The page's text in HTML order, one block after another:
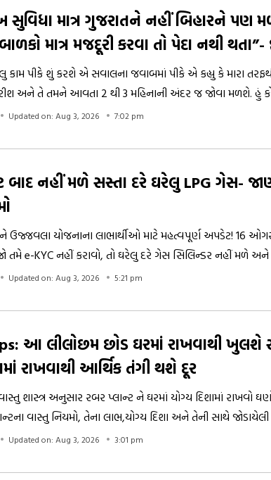
સામે ટકી શકશે?
સુવિધા માત્ર ગુજરાતને નહીં બિહારને પણ
માત્ર મજદૂરી કરવા તો પેદા નથી
કામ પીકે શું કરશે એ સવાલના જવાબમાં પીકે એ કહ્યુ કે મારા
અને તે તમને આવતા 2 થી 3 મહિનાની અંદર જ જોવા મળશે. હું
મારા ધારાસભ્ય બની જવાથી બાંકીપુર બેંગલોર તો નહીં બની
Updated on: Aug 3, 2026 7:02 pm
નહીં મળે સસ્તા દરે ઘરેલુ LPG ગેસ-
ઉજ્જવલા યોજનાના લાભાર્થીઓ માટે મહત્વપૂર્ણ અપડેટ! 16
તમે e-KYC નહીં કરાવો, તો ઘરેલુ દરે ગેસ સિલિન્ડર નહીં મળે
Indianoil પોર્ટલ, ગેસ એજન્સી કે ડિલિવરી સ્ટાફ દ્વારા e-KYC
Updated on: Aug 3, 2026 5:21 pm
આ લીલોછમ છોડ ઘરમાં રાખવાથી ખુલશે
રાખવાથી આર્થિક તંગી થશે દૂર
શાસ્ત્ર અનુસાર રબર પ્લાન્ટ ને ઘરમાં યોગ્ય દિશામાં રાખવો
વાસ્તુ નિયમો, તેના લાભ,યોગ્ય દિશા અને તેની સાથે
Updated on: Aug 3, 2026 3:01 pm